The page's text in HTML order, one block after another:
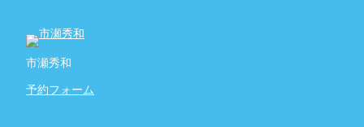
市瀬秀和
予約フォーム